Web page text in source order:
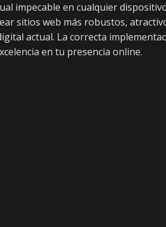
impecable en cualquier
sitios web más robustos,
actual. La correcta
en tu presencia online.